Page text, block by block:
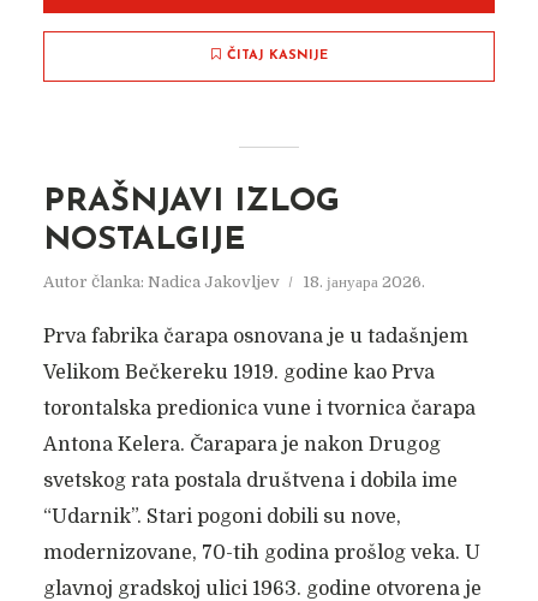
ČITAJ KASNIJE
PRAŠNJAVI IZLOG
NOSTALGIJE
Autor članka: Nadica Jakovljev 18. јануара 2026.
Prva fabrika čarapa osnovana je u tadašnjem
Velikom Bečkereku 1919. godine kao Prva
torontalska predionica vune i tvornica čarapa
Antona Kelera. Čarapara je nakon Drugog
svetskog rata postala društvena i dobila ime
“Udarnik”. Stari pogoni dobili su nove,
modernizovane, 70-tih godina prošlog veka. U
glavnoj gradskoj ulici 1963. godine otvorena je